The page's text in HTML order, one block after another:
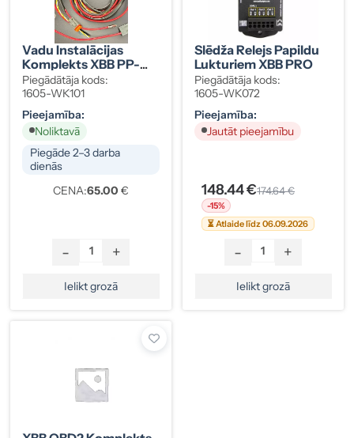
Vadu Instalācijas
Komplekts XBB PP-
CAN-FD (1605-
WK101)
Piegādātāja kods:
1605-WK101
Pieejamība:
Noliktavā
Piegāde 2–3 darba
dienās
CENA:65.00 €
- +
Ielikt grozā
Slēdža Relejs Papildu
Lukturiem XBB PRO
Piegādātāja kods:
1605-WK072
Pieejamība:
Jautāt pieejamību
148.44 €174.64 €
-15%
⏳ Atlaide līdz 06.09.2026
- +
Ielikt grozā